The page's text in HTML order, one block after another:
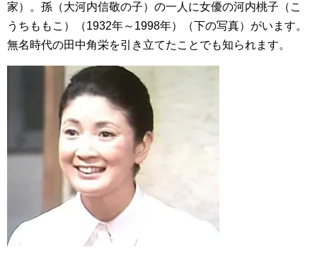
家）。孫（大河内信敬の子）の一人に女優の河内桃子（こ
うちももこ）（1932年～1998年）（下の写真）がいます。
無名時代の田中角栄を引き立てたことでも知られます。